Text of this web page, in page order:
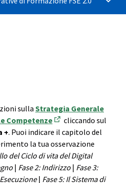
Main
sulla Strategia Generale
Competenze
(Opens in new tab)
cliccando sul
+. Puoi indicare il capitolo del
la tua osservazione
del Ciclo di vita del Digital
| Fase 2: Indirizzo | Fase 3:
| Fase 5: Il Sistema di